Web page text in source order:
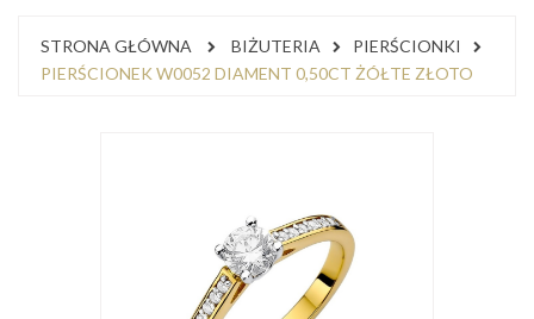
STRONA GŁÓWNA BIŻUTERIA
PIERŚCIONKI
PIERŚCIONEK W0052 DIAMENT 0,50CT ŻÓŁTE ZŁOTO